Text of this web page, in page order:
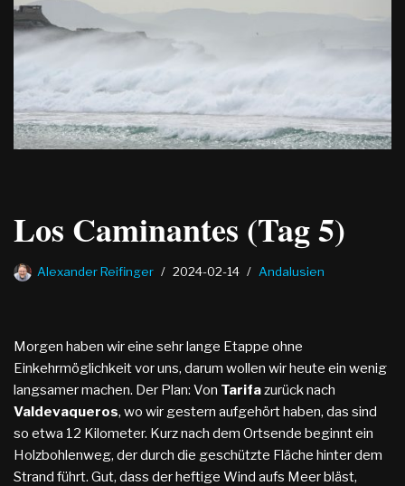
Los Caminantes (Tag 5)
Alexander Reifinger 2024-02-14 Andalusien
Morgen haben wir eine sehr lange Etappe ohne
Einkehrmöglichkeit vor uns, darum wollen wir heute ein wenig
langsamer machen. Der Plan: Von Tarifazurück nach
Valdevaqueros, wo wir gestern aufgehört haben, das sind
so etwa 12 Kilometer. Kurz nach dem Ortsende beginnt ein
Holzbohlenweg, der durch die geschützte Fläche hinter dem
Strand führt. Gut, dass der heftige Wind aufs Meer bläst,